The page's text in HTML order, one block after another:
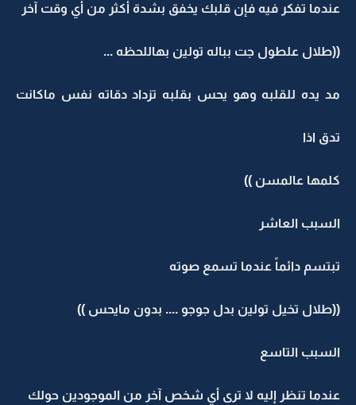
عندما تفكر فيه فإن قلبك يخفق بشدة أكثر من أي وقت آخر
((طلال علطول جت بباله تولين بهاللحظه ...
مد يده للقلبه وهو يحس بقلبه تزداد دقاته نفس ماكانت
تدق اذا
كلمها عالمسن ))
السبب العاشر
تبتسم دائماً عندما تسمع صوته
((طلال تخيل تولين بدل جوجو .... بدون مايحس ))
السبب التاسع
عندما تنظر إليه لا ترى أي شخص آخر من الموجودين حولك